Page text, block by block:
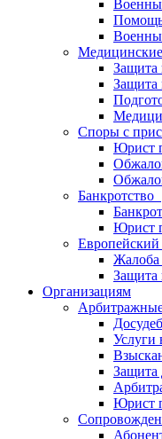
Защита
Защита
Споры с
Юрист
Банкротство
Юрист
Жалоба
Защита
Организациям
Услуги
Защита
Юрист